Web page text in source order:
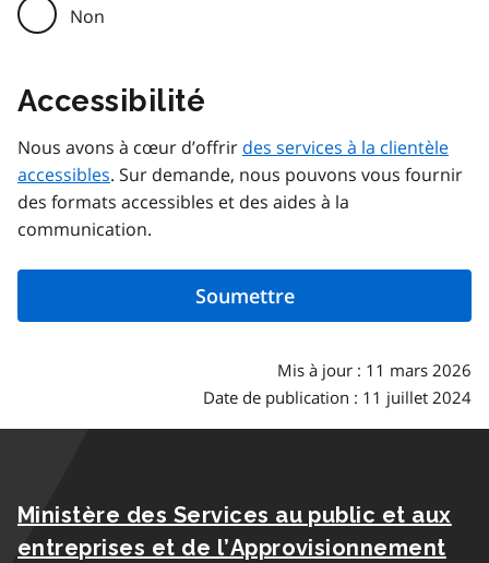
Non
Accessibilité
Nous avons à cœur d’offrir des services à la clientèle
accessibles. Sur demande, nous pouvons vous fournir
des formats accessibles et des aides à la
communication.
Mis à jour : 11 mars 2026
Date de publication : 11 juillet 2024
Ministère des Services au public et aux
entreprises et de l’Approvisionnement